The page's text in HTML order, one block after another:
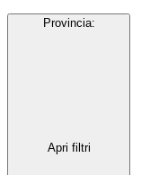
Provincia:
Apri filtri